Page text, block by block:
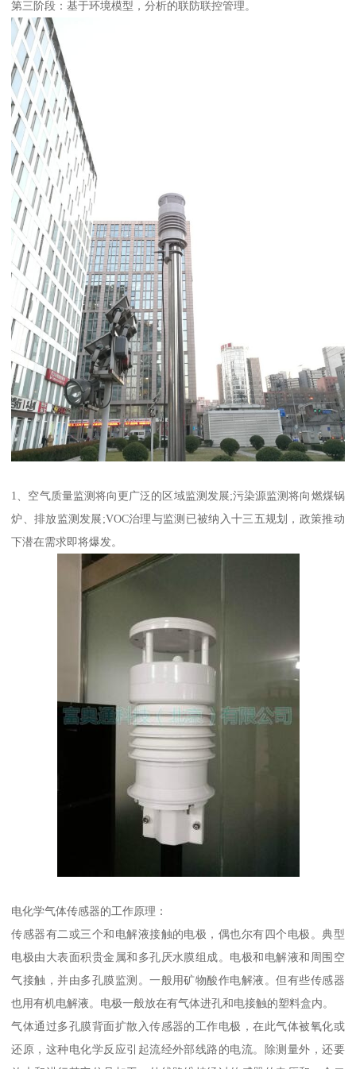
第三阶段：基于环境模型，分析的联防联控管理。
1、空气质量监测将向更广泛的区域监测发展;污染源监测将向燃煤锅
炉、排放监测发展;VOC治理与监测已被纳入十三五规划，政策推动
下潜在需求即将爆发。
电化学气体传感器的工作原理：
传感器有二或三个和电解液接触的电极，偶也尔有四个电极。典型
电极由大表面积贵金属和多孔厌水膜组成。电极和电解液和周围空
气接触，并由多孔膜监测。一般用矿物酸作电解液。但有些传感器
也用有机电解液。电极一般放在有气体进孔和电接触的塑料盒内。
气体通过多孔膜背面扩散入传感器的工作电极，在此气体被氧化或
还原，这种电化学反应引起流经外部线路的电流。除测量外，还要